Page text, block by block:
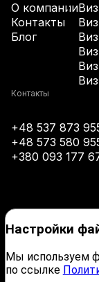
+43
+1-242
+973
+1-246
О компании
Контакты
Блог
Контакты
+48 537 873
+48 573 580
+380 093 177
Настройки
Мы используем
по ссылке